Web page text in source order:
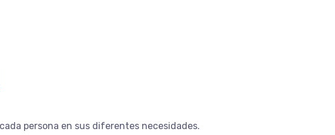
persona en sus diferentes necesidades.